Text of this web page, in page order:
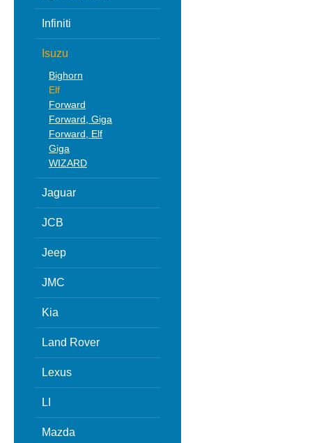
Infiniti
Isuzu
Bighorn
Elf
Forward
Forward, Giga
Forward, Elf
Giga
WIZARD
Jaguar
JCB
Jeep
JMC
Kia
Land Rover
Lexus
LI
Mazda